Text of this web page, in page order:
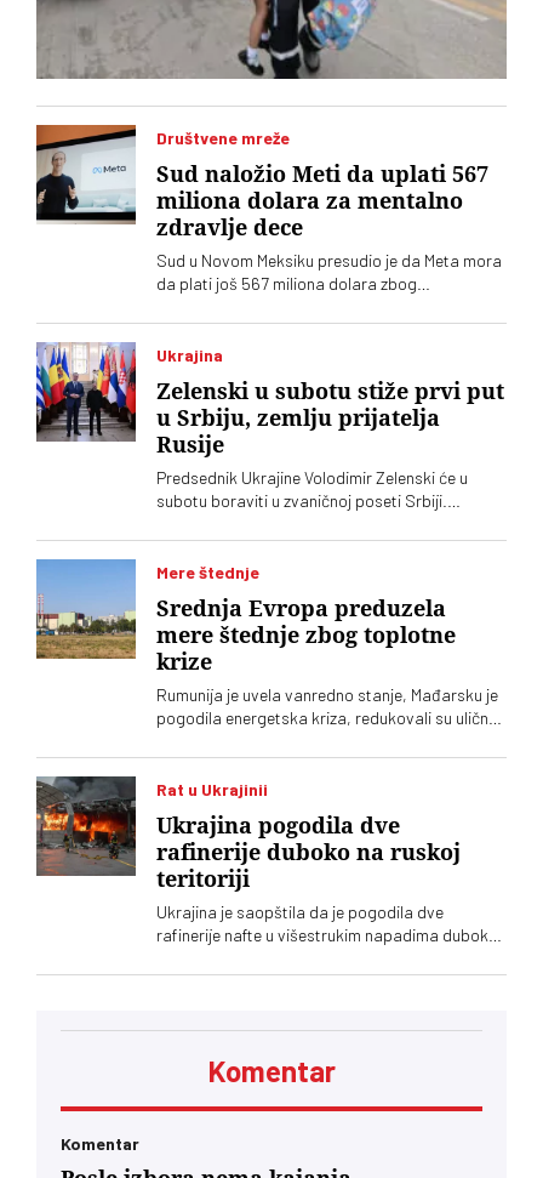
Društvene mreže
Sud naložio Meti da uplati 567
miliona dolara za mentalno
zdravlje dece
Sud u Novom Meksiku presudio je da Meta mora
da plati još 567 miliona dolara zbog
platformama. Kompnija odbacuje optužbe i
najavljuje žalbu
Ukrajina
Zelenski u subotu stiže prvi put
u Srbiju, zemlju prijatelja
Rusije
Predsednik Ukrajine Volodimir Zelenski će u
subotu boraviti u zvaničnoj poseti Srbiji.
Vučić, saopštila je služba za saradnju sa
medijima šefa srpske države
Mere štednje
Srednja Evropa preduzela
mere štednje zbog toplotne
krize
Rumunija je uvela vanredno stanje, Mađarsku je
pogodila energetska kriza, redukovali su uličnu
Rat u Ukrajinii
Ukrajina pogodila dve
rafinerije duboko na ruskoj
teritoriji
Ukrajina je saopštila da je pogodila dve
rafinerije nafte u višestrukim napadima duboko
brodovi u Crnom moru
Komentar
Komentar